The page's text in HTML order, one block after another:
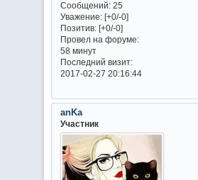
Сообщений:25
Уважение: [+0/-0]
Позитив: [+0/-0]
Провел на форуме:
58 минут
Последний визит:
2017-02-27 20:16:44
anKa
Участник